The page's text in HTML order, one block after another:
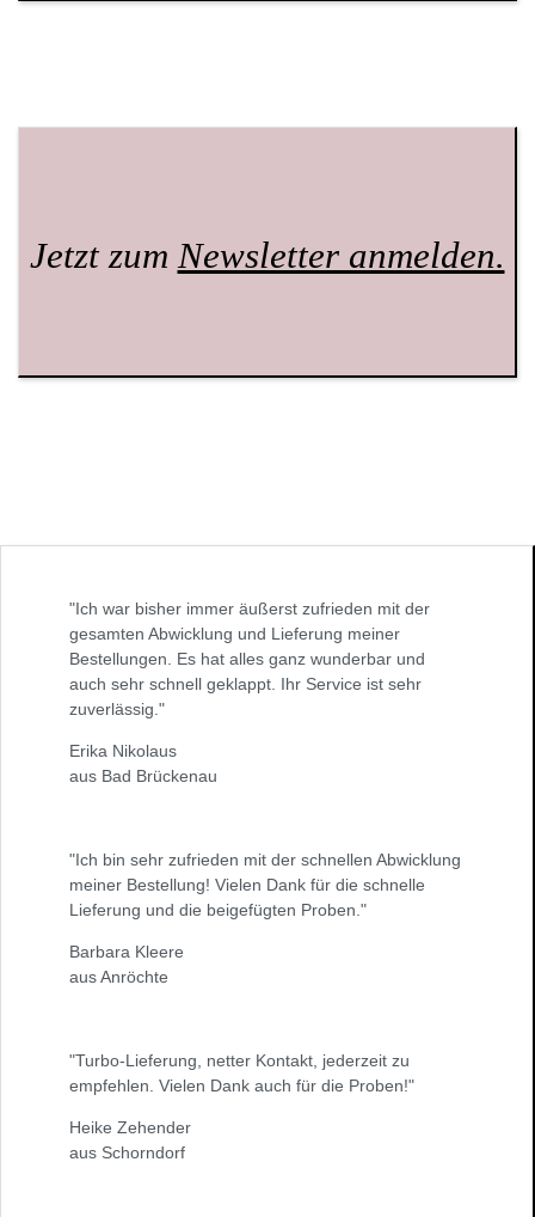
Jetzt zumNewsletter anmelden.
"Ich war bisher immer äußerst zufrieden mit der
gesamten Abwicklung und Lieferung meiner
Bestellungen. Es hat alles ganz wunderbar und
auch sehr schnell geklappt. Ihr Service ist sehr
zuverlässig."
Erika Nikolaus
aus Bad Brückenau
"Ich bin sehr zufrieden mit der schnellen Abwicklung
meiner Bestellung! Vielen Dank für die schnelle
Lieferung und die beigefügten Proben."
Barbara Kleere
aus Anröchte
"Turbo-Lieferung, netter Kontakt, jederzeit zu
empfehlen. Vielen Dank auch für die Proben!"
Heike Zehender
aus Schorndorf